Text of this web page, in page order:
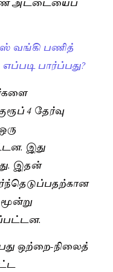
வங்கி பணித்
பார்ப்பது?
4 தேர்வு
இது
இதன்
ஒற்றை-நிலைத்